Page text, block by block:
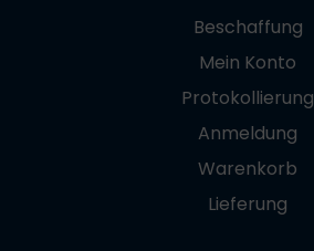
Beschaffung
Mein Konto
Protokollierung
Anmeldung
Warenkorb
Lieferung